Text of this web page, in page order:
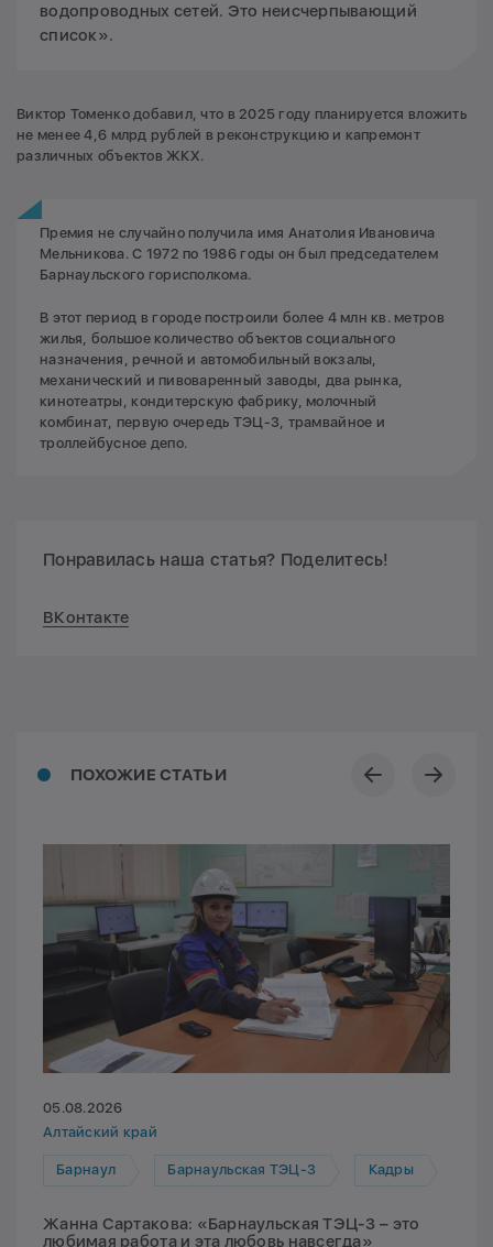
водопроводных сетей. Это неисчерпывающий
список».
Виктор Томенко добавил, что в 2025 году планируется вложить
не менее 4,6 млрд рублей в реконструкцию и капремонт
различных объектов ЖКХ.
Премия не случайно получила имя Анатолия Ивановича
Мельникова. С 1972 по 1986 годы он был председателем
Барнаульского горисполкома.
В этот период в городе построили более 4 млн кв. метров
жилья, большое количество объектов социального
назначения, речной и автомобильный вокзалы,
механический и пивоваренный заводы, два рынка,
кинотеатры, кондитерскую фабрику, молочный
комбинат, первую очередь ТЭЦ-3, трамвайное и
троллейбусное депо.
Понравилась наша статья? Поделитесь!
ВКонтакте
ПОХОЖИЕ СТАТЬИ
05.08.2026
Алтайский край
Барнаул Барнаульская ТЭЦ-3 Кадры
Жанна Сартакова: «Барнаульская ТЭЦ-3 – это
любимая работа и эта любовь навсегда»